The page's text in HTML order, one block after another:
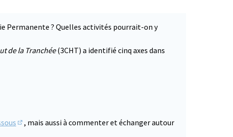
Permanente ? Quelles activités pourrait-on y
de la Tranchée(3CHT) a identifié cinq axes dans
, mais aussi à commenter et échanger autour